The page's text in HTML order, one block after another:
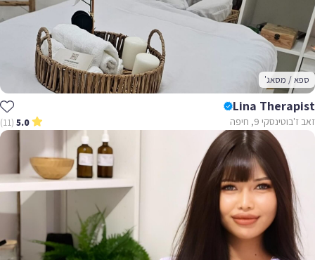
ספא / מסאג'
Lina Therapist
זאב ז'בוטינסקי 9, חיפה 5.0
(11)